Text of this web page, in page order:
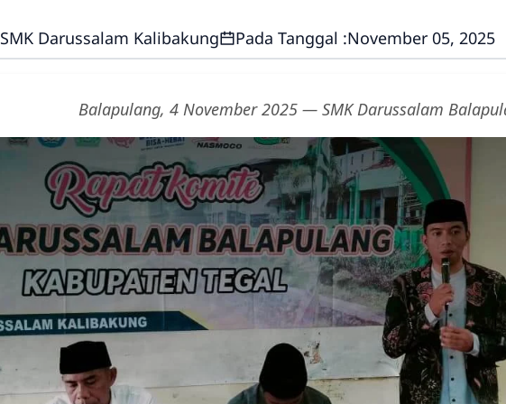
SMK Darussalam Kalibakung Pada Tanggal :November 05, 2025
Balapulang, 4 November 2025 — SMK Darussalam